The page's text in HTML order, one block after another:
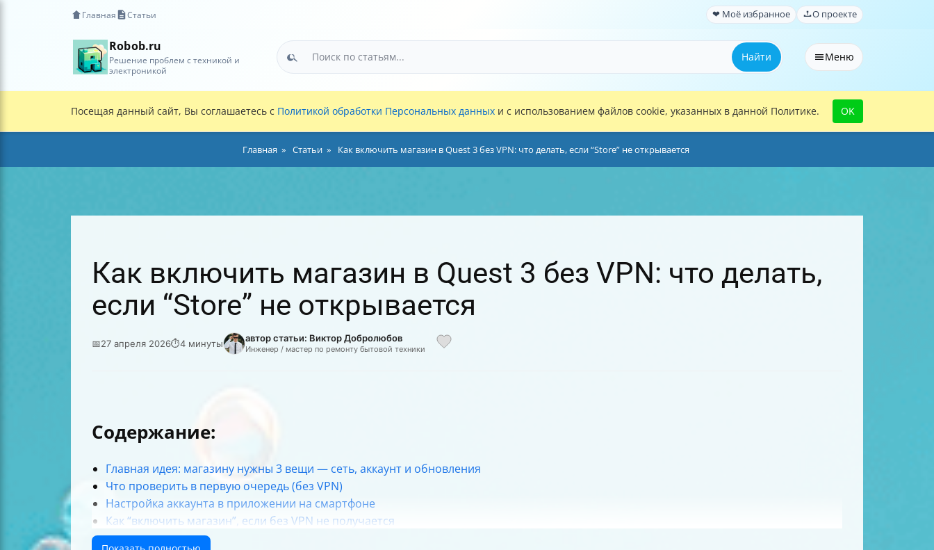
Главная Статьи ❤ Моё избранное О проекте
Robob.ru
Решение проблем с техникой и
электроникой
Найти Меню
Посещая данный сайт, Вы соглашаетесь с Политикой обработки Персональных данных и с использованием файлов cookie, указанных в данной Политике. OK
Главная Статьи Как включить магазин в Quest 3 без VPN: что делать, если “Store” не открывается
Как включить магазин в Quest 3 без VPN: что делать,
если “Store” не открывается
📅27 апреля 2026⏱4 минуты автор статьи: Виктор Добролюбов
Инженер / мастер по ремонту бытовой техники
Содержание:
Главная идея: магазину нужны 3 вещи — сеть, аккаунт и обновления
Что проверить в первую очередь (без VPN)
Настройка аккаунта в приложении на смартфоне
Как “включить магазин”, если без VPN не получается
Если вы пробовали “раздачу” и получили проблемы с сетью